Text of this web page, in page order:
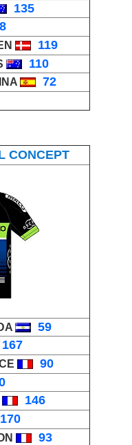
135
119
110
72
CONCEPT
59
167
90
146
170
93